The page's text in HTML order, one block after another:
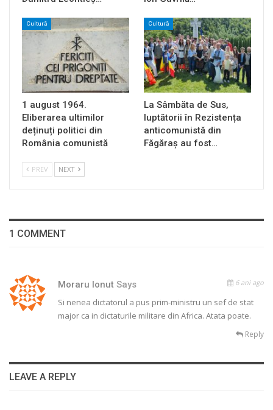
Cultură
1 august 1964.
Eliberarea ultimilor
deținuți politici din
România comunistă
Cultură
La Sâmbăta de Sus,
luptătorii în Rezistența
anticomunistă din
Făgăraș au fost…
PREV NEXT
1 COMMENT
Moraru Ionut Says 6 ani ago
Si nenea dictatorul a pus prim-ministru un sef de stat
major ca in dictaturile militare din Africa. Atata poate.
Reply
LEAVE A REPLY